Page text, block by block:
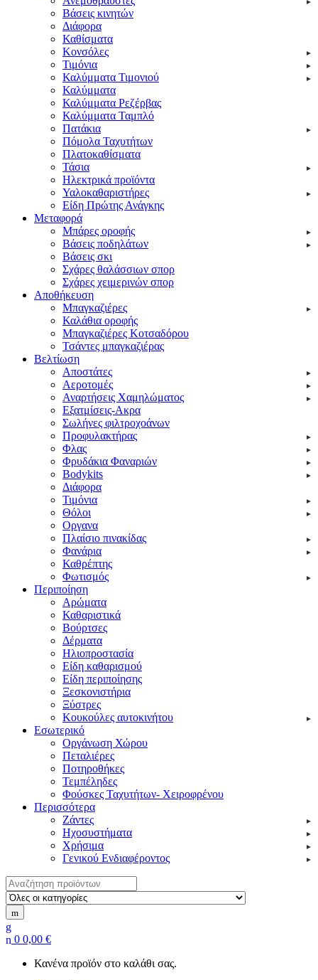
Βάσεις κινητών
Διάφορα
Καθίσματα
Κονσόλες
Τιμόνια
Καλύμματα Τιμονιού
Καλύμματα
Καλύμματα Ρεζέρβας
Καλύμματα Ταμπλό
Πατάκια
Πόμολα Ταχυτήτων
Πλατοκαθίσματα
Τάσια
Ηλεκτρικά προϊόντα
Υαλοκαθαριστήρες
Είδη Πpώτης Ανάγκης
Μεταφορά
Μπάρες οροφής
Βάσεις ποδηλάτων
Βάσεις σκι
Σχάρες θαλάσσιων σπορ
Σχάρες χειμερινών σπορ
Αποθήκευση
Μπαγκαζιέρες
Καλάθια οροφής
Μπαγκαζιέρες Κοτσαδόρου
Τσάντες μπαγκαζιέρας
Βελτίωση
Αποστάτες
Αεροτομές
Αναρτήσεις Χαμηλώματος
Εξατμίσεις-Ακρα
Σωλήνες φιλτροχοάνων
Προφυλακτήρας
Φλας
Φρυδάκια Φαναριών
Bodykits
Διάφορα
Τιμόνια
Θόλοι
Οργανα
Πλαίσιο πινακίδας
Φανάρια
Καθρέπτης
Φωτισμός
Περιποίηση
Αρώματα
Καθαριστικά
Βούρτσες
Δέρματα
Ηλιοπροστασία
Είδη καθαρισμού
Είδη περιποίησης
Ξεσκονιστήρια
Ξύστρες
Κουκούλες αυτοκινήτου
Εσωτερικό
Οργάνωση Χώρου
Πεταλιέρες
Ποτηροθήκες
Τεμπέληδες
Φούσκες Ταχυτήτων- Χειροφρένου
Περισσότερα
Ζάντες
Ηχοσυστήματα
Χρήσιμα
Γενικού Ενδιαφέροντος
Search
for:
0 0,00 €
Κανένα προϊόν στο καλάθι σας.